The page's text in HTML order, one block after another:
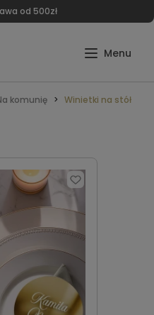
od 500zł
komunię Winietki na stół